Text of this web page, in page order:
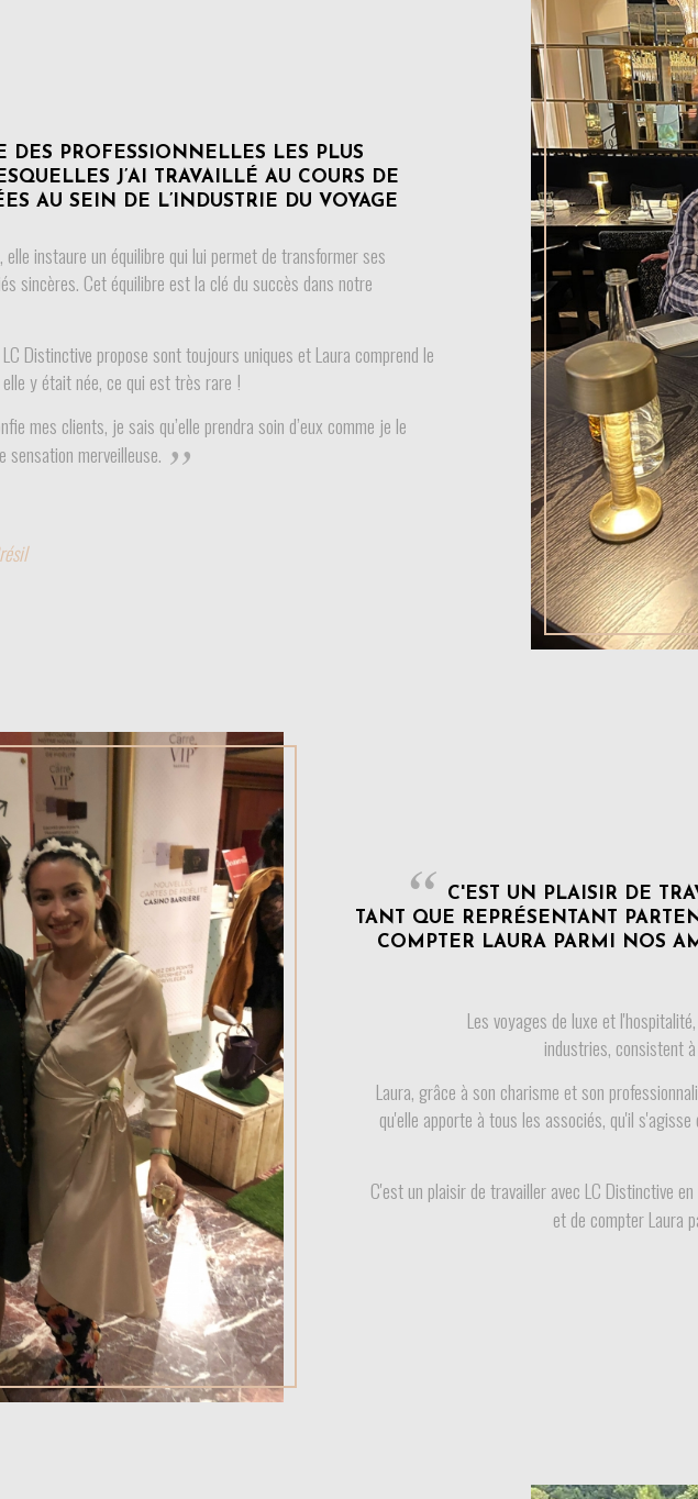
DES PROFESSIONNELLES LES PLUS
J’AI TRAVAILLÉ AU COURS DE
AU SEIN DE L’INDUSTRIE DU VOYAGE
instaure un équilibre qui lui permet de transformer ses
sincères. Cet équilibre est la clé du succès dans notre
Distinctive propose sont toujours uniques et Laura comprend le
y était née, ce qui est très rare !
mes clients, je sais qu’elle prendra soin d’eux comme je le
sensation merveilleuse.
C'EST UN PLAISIR DE
TANT QUE REPRÉSENTANT
COMPTER LAURA PARMI NOS
Les voyages de luxe et
industries, consistent
Laura, grâce à son charisme et son
qu'elle apporte à tous les associés, qu'il
C'est un plaisir de travailler avec LC Distinctive
et de compter Laura